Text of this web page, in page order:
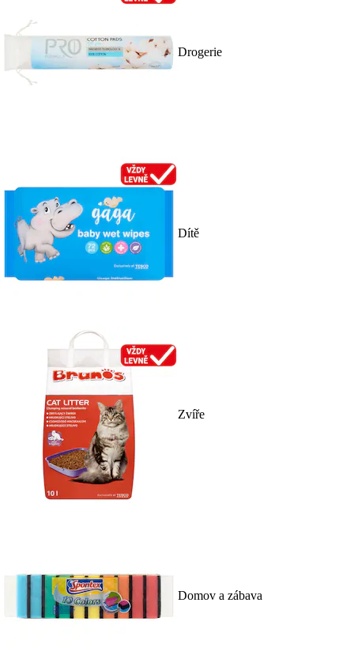
Drogerie
Dítě
Zvíře
Domov a zábava